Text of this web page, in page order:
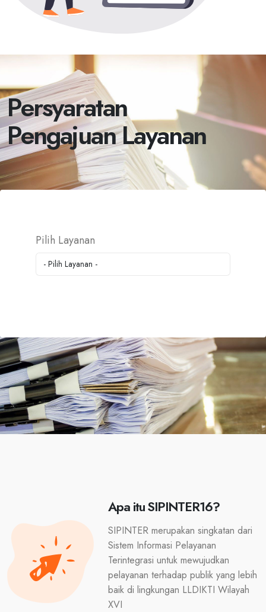
Persyaratan
Pengajuan Layanan
Pilih Layanan
Apa itu SIPINTER16?
SIPINTER merupakan singkatan dari
Sistem Informasi Pelayanan
Terintegrasi untuk mewujudkan
pelayanan terhadap publik yang lebih
baik di lingkungan LLDIKTI Wilayah
XVI